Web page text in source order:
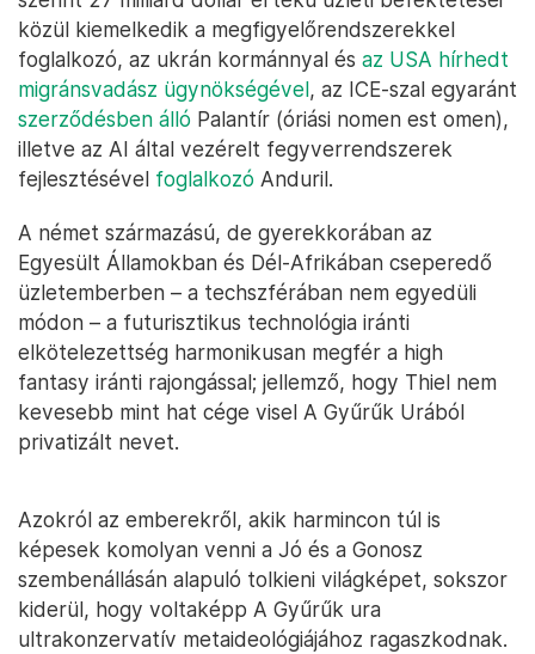
közül kiemelkedik a megfigyelőrendszerekkel
foglalkozó, az ukrán kormánnyal és az USA hírhedt
migránsvadász ügynökségével, az ICE-szal egyaránt
szerződésben álló Palantír (óriási nomen est omen),
illetve az AI által vezérelt fegyverrendszerek
fejlesztésével foglalkozó Anduril.
A német származású, de gyerekkorában az
Egyesült Államokban és Dél-Afrikában cseperedő
üzletemberben – a techszférában nem egyedüli
módon – a futurisztikus technológia iránti
elkötelezettség harmonikusan megfér a high
fantasy iránti rajongással; jellemző, hogy Thiel nem
kevesebb mint hat cége visel A Gyűrűk Urából
privatizált nevet.
Azokról az emberekről, akik harmincon túl is
képesek komolyan venni a Jó és a Gonosz
szembenállásán alapuló tolkieni világképet, sokszor
kiderül, hogy voltaképp A Gyűrűk ura
ultrakonzervatív metaideológiájához ragaszkodnak.